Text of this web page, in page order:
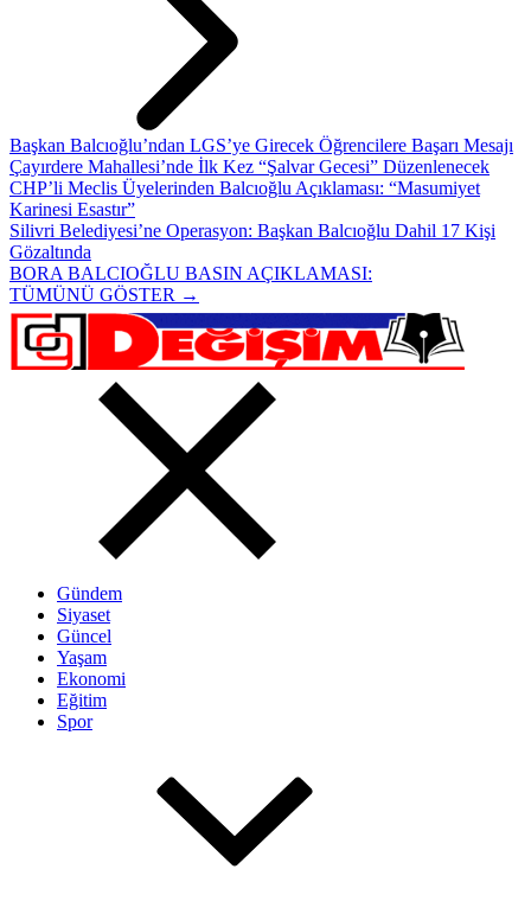
Başkan Balcıoğlu’ndan LGS’ye Girecek Öğrencilere Başarı Mesajı
Çayırdere Mahallesi’nde İlk Kez “Şalvar Gecesi” Düzenlenecek
CHP’li Meclis Üyelerinden Balcıoğlu Açıklaması: “Masumiyet
Karinesi Esastır”
Silivri Belediyesi’ne Operasyon: Başkan Balcıoğlu Dahil 17 Kişi
Gözaltında
BORA BALCIOĞLU BASIN AÇIKLAMASI:
TÜMÜNÜ GÖSTER →
Gündem
Siyaset
Güncel
Yaşam
Ekonomi
Eğitim
Spor